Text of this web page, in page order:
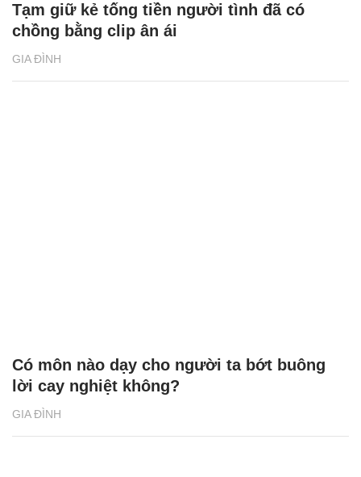
GIA ĐÌNH
Tạm giữ kẻ tống tiền người tình đã có
chồng bằng clip ân ái
GIA ĐÌNH
Có môn nào dạy cho người ta bớt buông
lời cay nghiệt không?